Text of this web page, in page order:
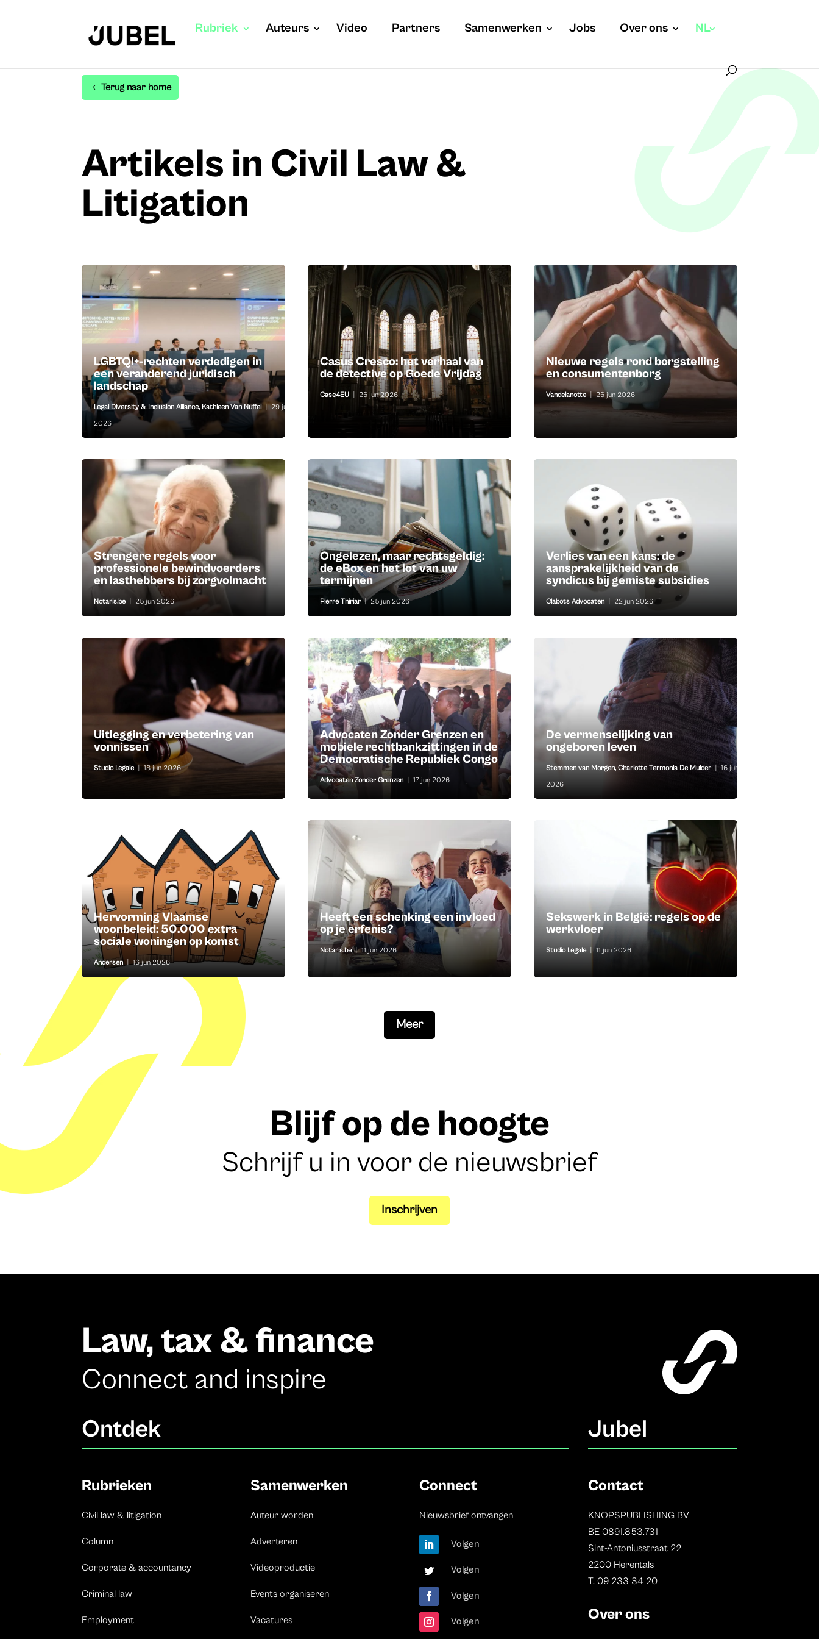
Rubriek Auteurs Video Partners Samenwerken Jobs Over ons NL
Terug naar home
Artikels in Civil Law &
Litigation
LGBTQI+-rechten verdedigen in
een veranderend juridisch
landschap
Legal Diversity & Inclusion Alliance, Kathleen Van Nuffel | 29 jun
2026
Casus Cresco: het verhaal van
de detective op Goede Vrijdag
Case4EU 26 jun 2026
Nieuwe regels rond borgstelling
en consumentenborg
Vandelanotte | 26 jun 2026
Strengere regels voor
professionele bewindvoerders
en lasthebbers bij zorgvolmacht
Notaris.be 25 jun 2026
Ongelezen, maar rechtsgeldig:
de eBox en het lot van uw
termijnen
Pierre Thiriar | 25 jun 2026
Verlies van een kans: de
aansprakelijkheid van de
syndicus bij gemiste subsidies
Clabots Advocaten 22 jun 2026
Uitlegging en verbetering van
vonnissen
Studio Legale | 18 jun 2026
Advocaten Zonder Grenzen en
mobiele rechtbankzittingen in de
Democratische Republiek Congo
Advocaten Zonder Grenzen 17 jun 2026
De vermenselijking van
ongeboren leven
Stemmen van Morgen,Charlotte Termonia De Mulder 16 jun
2026
Hervorming Vlaamse
woonbeleid: 50.000 extra
sociale woningen op komst
Andersen | 16 jun 2026
Heeft een schenking een invloed
op je erfenis?
Notaris.be | 11 jun 2026
Sekswerk in België: regels op de
werkvloer
Studio Legale | 11 jun 2026
Meer
Blijf op de hoogte
Schrijf u in voor de nieuwsbrief
Inschrijven
Law, tax & finance
Connect and inspire
Ontdek Jubel
Rubrieken
Civil law & litigation
Column
Corporate & accountancy
Criminal law
Employment
Samenwerken
Auteur worden
Adverteren
Videoproductie
Events organiseren
Vacatures
Connect
Nieuwsbrief ontvangen
Volgen
Volgen
Volgen
Volgen
Contact
KNOPSPUBLISHING BV
BE 0891.853.731
Sint-Antoniusstraat 22
2200 Herentals
T. 09 233 34 20
Over ons